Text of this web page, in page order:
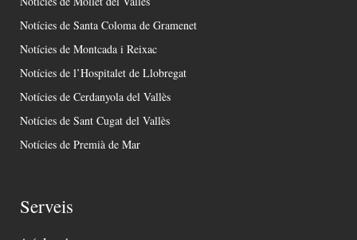
Notícies de Santa Coloma de Gramenet
Notícies de Montcada i Reixac
Notícies de l’Hospitalet de Llobregat
Notícies de Cerdanyola del Vallès
Notícies de Sant Cugat del Vallès
Notícies de Premià de Mar
Serveis